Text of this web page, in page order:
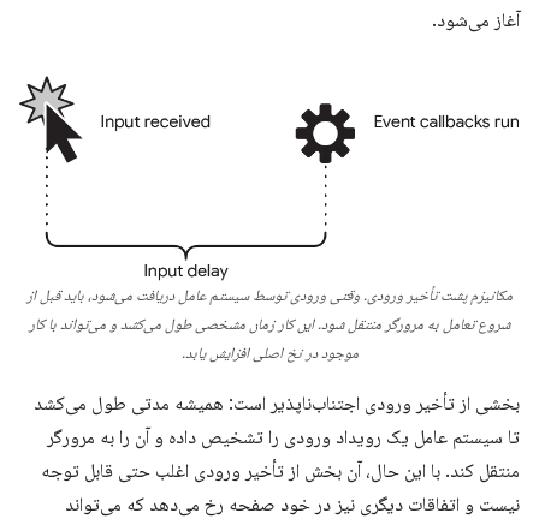
آغاز می‌شود.
مکانیزم پشت تأخیر ورودی. وقتی ورودی توسط سیستم عامل دریافت می‌شود، باید قبل از
شروع تعامل به مرورگر منتقل شود. این کار زمان مشخصی طول می‌کشد و می‌تواند با کار
موجود در نخ اصلی افزایش یابد.
بخشی از تأخیر ورودی اجتناب‌ناپذیر است: همیشه مدتی طول می‌کشد
تا سیستم عامل یک رویداد ورودی را تشخیص داده و آن را به مرورگر
منتقل کند. با این حال، آن بخش از تأخیر ورودی اغلب حتی قابل توجه
نیست و اتفاقات دیگری نیز در خود صفحه رخ می‌دهد که می‌تواند